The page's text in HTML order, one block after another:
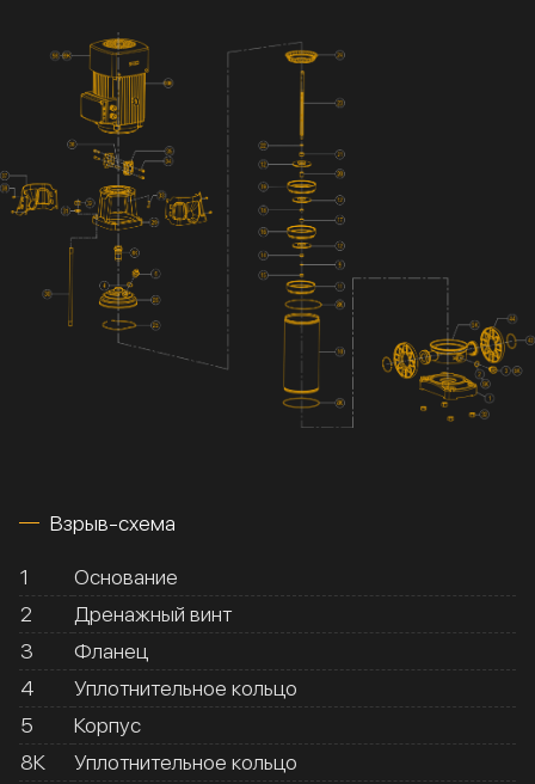
Взрыв-схема
1
Основание
2
Дренажный винт
3
Фланец
4
Уплотнительное кольцо
5
Корпус
8К
Уплотнительное кольцо